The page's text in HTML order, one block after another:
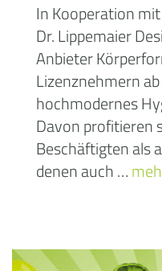
In Kooperation mit
Dr. Lippemaier
Anbieter
Lizenznehmern
hochmodernes
Davon profitieren
Beschäftigten als
denen auch …